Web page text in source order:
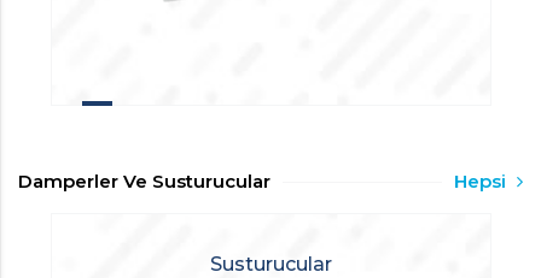
Damperler Ve Susturucular Hepsi
Susturucular